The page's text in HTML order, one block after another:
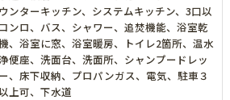
ンターキッチン、システムキッチン、3口以
ンロ、バス、シャワー、追焚機能、浴室乾
、浴室に窓、浴室暖房、トイレ2箇所、温水
便座、洗面台、洗面所、シャンプードレッ
、床下収納、プロパンガス、電気、駐車３
上可、下水道